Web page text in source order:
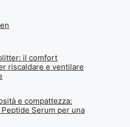
il comfort
riscaldare e ventilare
e compattezza:
Serum per una